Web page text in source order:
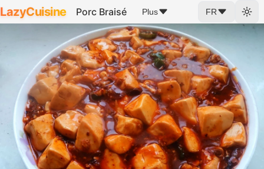
LazyCuisine Porc Braisé Plus FR